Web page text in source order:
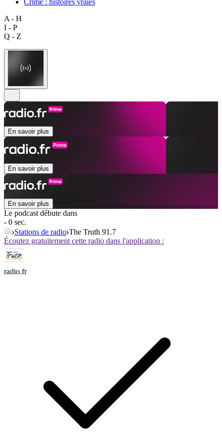
Crime : histoires vraies
A - H
I - P
Q - Z
En savoir plus
En savoir plus
En savoir plus
Le podcast débute dans
- 0 sec.
Stations de radio The Truth 91.7
Écoutez gratuitement cette radio dans l'application :
radio.fr